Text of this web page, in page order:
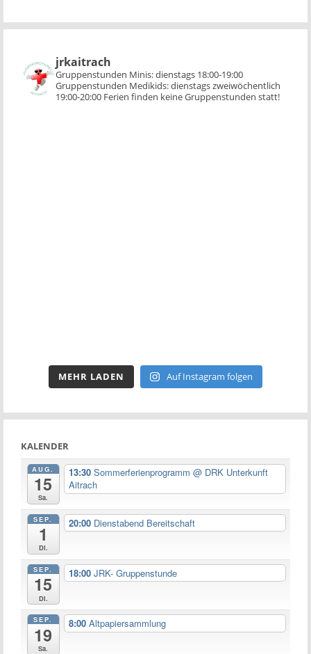
jrkaitrach
Gruppenstunden Minis:dienstags 18:00-19:00
Gruppenstunden Medikids:dienstags zweiwöchentlich
19:00-20:00 Ferien finden keine Gruppenstunden statt!
MEHR LADEN Auf Instagram folgen
KALENDER
AUG.
15
Sa.
13:30 Sommerferienprogramm @ DRK Unterkunft
Aitrach
SEP.
1
Di.
20:00 Dienstabend Bereitschaft
SEP.
15
Di.
18:00 JRK- Gruppenstunde
SEP.
19
Sa.
8:00 Altpapiersammlung